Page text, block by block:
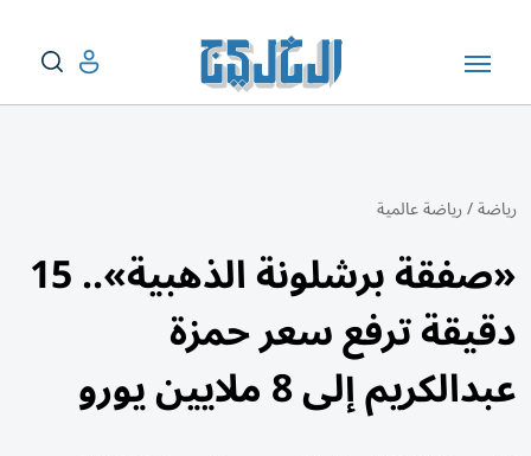
رياضة/رياضة عالمية
«صفقة برشلونة الذهبية».. 15
دقيقة ترفع سعر حمزة
عبدالكريم إلى 8 ملايين يورو